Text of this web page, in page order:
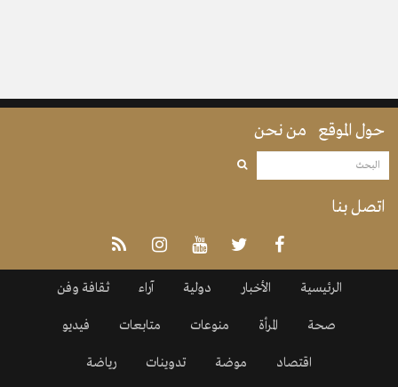
حول الموقع من نحن
اتصل بنا
الرئيسية الأخبار دولية آراء ثقافة وفن
صحة المرأة منوعات متابعات فيديو
اقتصاد موضة تدوينات رياضة